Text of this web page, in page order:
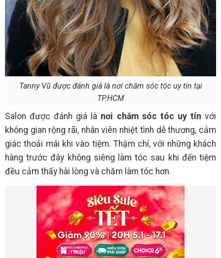
Tanny Vũ được đánh giá là nơi chăm sóc tóc uy tín tại
TP.HCM
Salon được đánh giá là nơi chăm sóc tóc uy tín với
không gian rộng rãi, nhân viên nhiệt tình dễ thương, cảm
giác thoải mái khi vào tiệm. Thậm chí, với những khách
hàng trước đây không siêng làm tóc sau khi đến tiệm
đều cảm thấy hài lòng và chăm làm tóc hơn.